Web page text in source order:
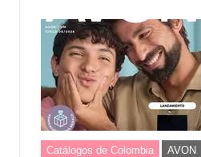
Catálogos de Colombia AVON